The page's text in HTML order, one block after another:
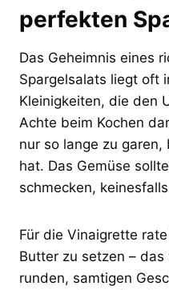
perfekten
Das Geheimnis eines
Spargelsalats liegt oft
Kleinigkeiten, die den
Achte beim Kochen
nur so lange zu
hat. Das Gemüse
schmecken,
Für die Vinaigrette
Butter zu setzen –
runden, samtigen